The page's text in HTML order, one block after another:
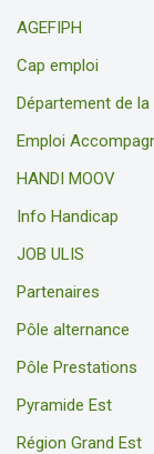
AGEFIPH
Cap emploi
Département de la
Emploi
HANDI MOOV
Info Handicap
JOB ULIS
Partenaires
Pôle alternance
Pôle Prestations
Pyramide Est
Région Grand Est